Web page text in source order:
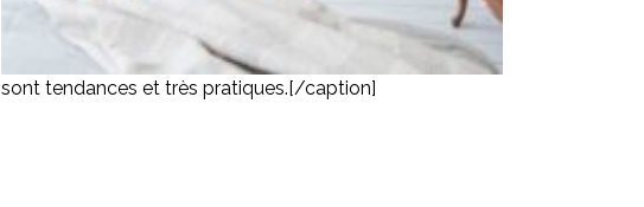
sont tendances et très pratiques.[/caption]